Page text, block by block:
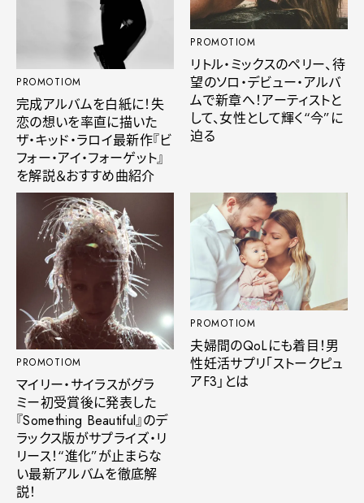
PROMOTIOM
完成アルバムを白紙に！失
恋の想いを率直に描いた
ザ・キッド・ラロイ最新作『ビ
フォー・アイ・フォーゲット』
を解説＆おすすめ曲紹介
PROMOTIOM
リトル・ミックスのペリー、待
望のソロ・デビュー・アルバ
ムで新章へ！アーティストと
して、女性として輝く“今”に
迫る
PROMOTIOM
マイリー・サイラスがグラ
ミー初受賞後に発表した
『Something Beautiful』のデ
ラックス版がサプライズ・リ
リース！“進化”が止まらな
い最新アルバムを徹底解
説！
PROMOTIOM
夫婦間のQoLにも着目！男
性妊活サプリ「ストークピュ
アF3」とは